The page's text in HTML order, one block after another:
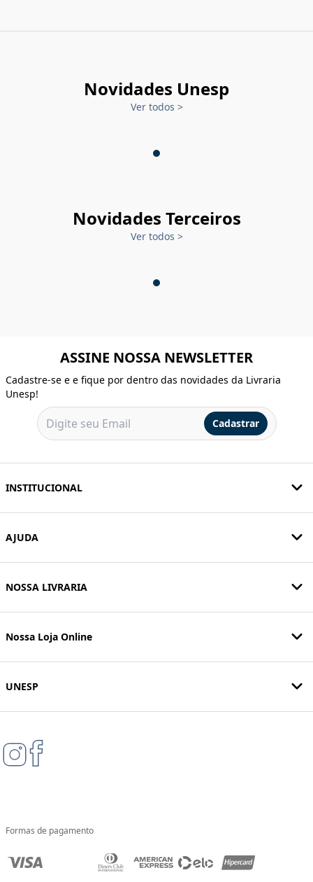
Novidades Unesp
Ver todos >
Novidades Terceiros
Ver todos >
ASSINE NOSSA NEWSLETTER
Cadastre-se e e fique por dentro das novidades da Livraria
Unesp!
Cadastrar
INSTITUCIONAL
AJUDA
NOSSA LIVRARIA
Nossa Loja Online
UNESP
Formas de pagamento